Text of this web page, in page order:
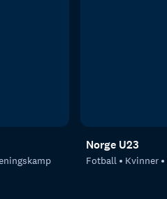
Norge U23
Fotball Kvinner